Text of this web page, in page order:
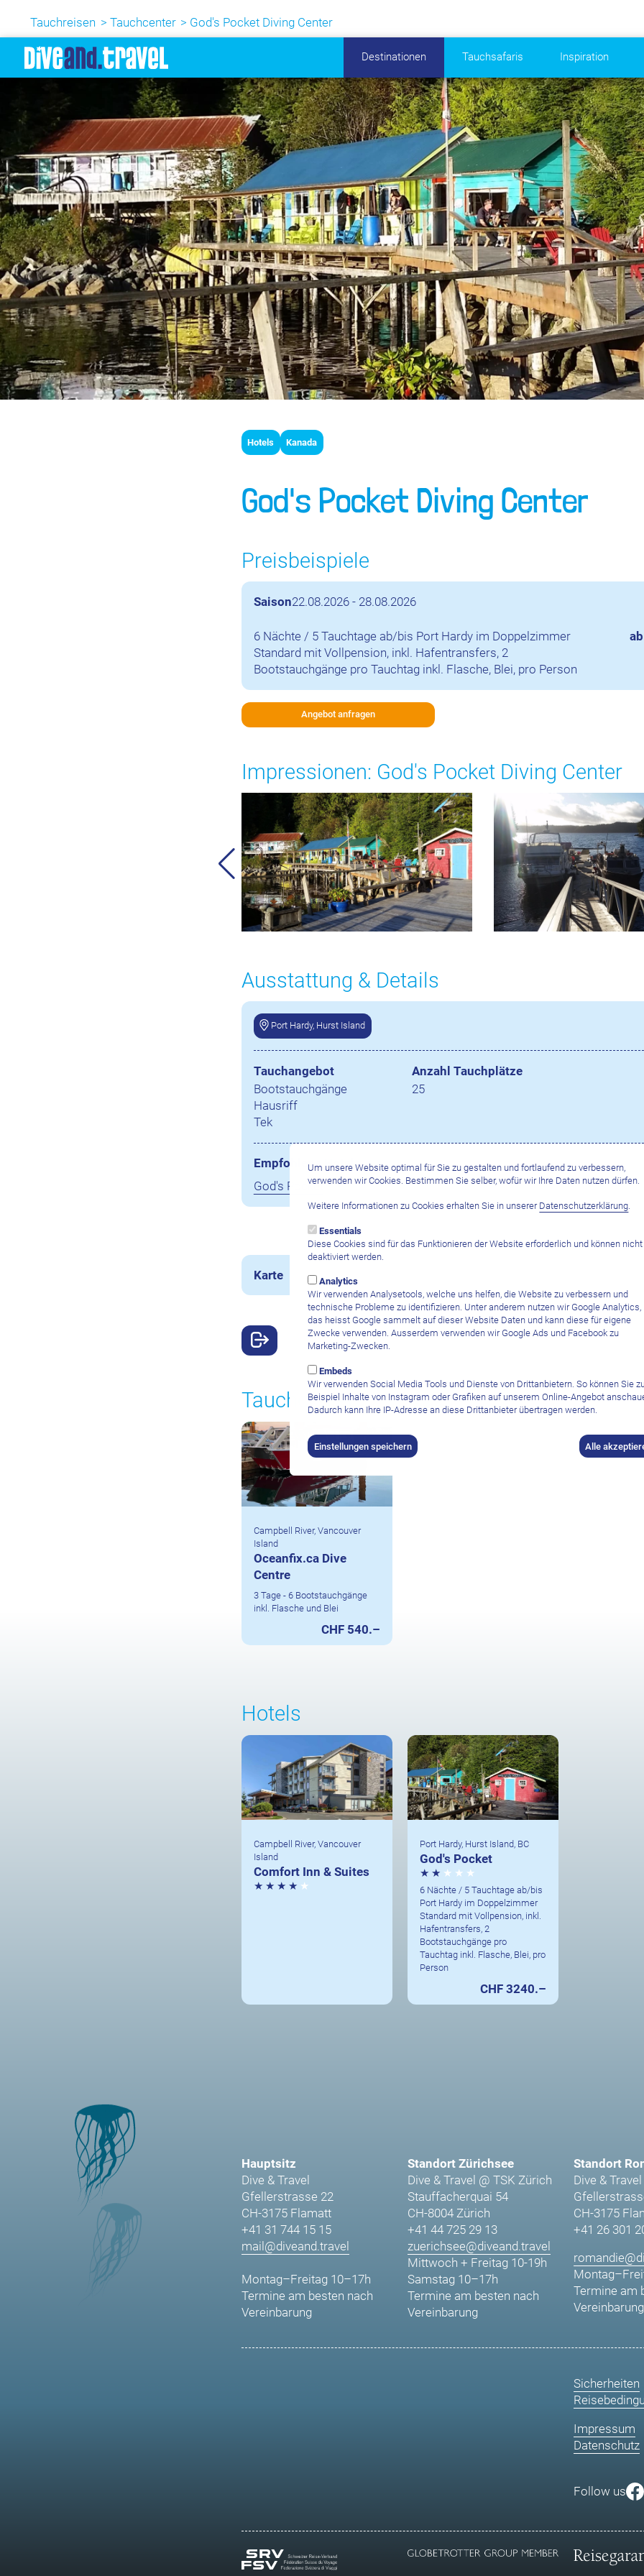
Tauchreisen Tauchcenter God's Pocket Diving Center
Destinationen Tauchsafaris Inspiration
Hotels Kanada
God's Pocket Diving Center
Preisbeispiele
Saison22.08.2026 - 28.08.2026
6 Nächte / 5 Tauchtage ab/bis Port Hardy im Doppelzimmer
Standard mit Vollpension, inkl. Hafentransfers, 2
Bootstauchgänge pro Tauchtag inkl. Flasche, Blei, pro Person
Angebot anfragen
Impressionen: God's Pocket Diving Center
Ausstattung & Details
Port Hardy, Hurst Island
Tauchangebot
Bootstauchgänge
Hausriff
Tek
Anzahl Tauchplätze
25
Empfohlene Hotels
God's Pocket
Karte
Tauchcenter
Campbell River, Vancouver
Island
Oceanfix.ca Dive
Centre
3 Tage - 6 Bootstauchgänge
inkl. Flasche und Blei
CHF 540.–
Hotels
Campbell River, Vancouver
Island
Comfort Inn & Suites
Port Hardy, Hurst Island, BC
God's Pocket
6 Nächte / 5 Tauchtage ab/bis
Port Hardy im Doppelzimmer
Standard mit Vollpension, inkl.
Hafentransfers, 2
Bootstauchgänge pro
Tauchtag inkl. Flasche, Blei, pro
Person
CHF 3240.–
Hauptsitz
Dive & Travel
Gfellerstrasse 22
CH-3175 Flamatt
+41 31 744 15 15
mail@diveand.travel
Montag–Freitag 10–17h
Termine am besten nach
Vereinbarung
Standort Zürichsee
Dive & Travel @ TSK Zürich
Stauffacherquai 54
CH-8004 Zürich
+41 44 725 29 13
zuerichsee@diveand.travel
Mittwoch + Freitag 10-19h
Samstag 10–17h
Termine am besten nach
Vereinbarung
Standort
Dive & Travel
CH-3175
+41 26 301
Termine am
Vereinbarung
Sicherheiten
Impressum
Datenschutz
Follow us
Um unsere Website optimal für Sie zu gestalten und fortlaufend zu verbessern,
verwenden wir Cookies. Bestimmen Sie selber, wofür wir Ihre Daten nutzen dürfen.
Weitere Informationen zu Cookies erhalten Sie in unserer Datenschutzerklärung
Essentials
Diese Cookies sind für das Funktionieren der Website erforderlich und können nicht
deaktiviert werden.
Analytics
Wir verwenden Analysetools, welche uns helfen, die Website zu verbessern und
technische Probleme zu identifizieren. Unter anderem nutzen wir Google Analytics,
das heisst Google sammelt auf dieser Website Daten und kann diese für eigene
Zwecke verwenden. Ausserdem verwenden wir Google Ads und Facebook zu
Marketing-Zwecken.
Embeds
Wir verwenden Social Media Tools und Dienste von Drittanbietern. So können Sie
Beispiel Inhalte von Instagram oder Grafiken auf unserem Online-Angebot
Dadurch kann Ihre IP-Adresse an diese Drittanbieter übertragen werden.
Einstellungen speichern Alle